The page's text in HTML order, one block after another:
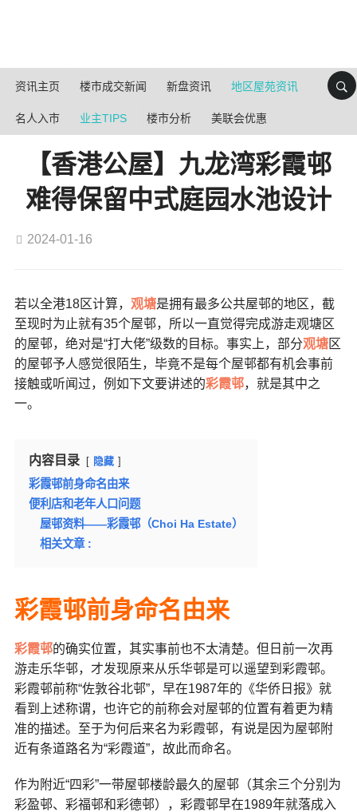
资讯主页 楼市成交新闻 新盘资讯 地区屋苑资讯
名人入市 业主TIPS 楼市分析 美联会优惠
【香港公屋】九龙湾彩霞邨
难得保留中式庭园水池设计
2024-01-16
若以全港18区计算， 观塘是拥有最多公共屋邨的地区，截
至现时为止就有35个屋邨，所以一直觉得完成游走观塘区
的屋邨，绝对是“打大佬”级数的目标。事实上，部分观塘区
的屋邨予人感觉很陌生，毕竟不是每个屋邨都有机会事前
接触或听闻过，例如下文要讲述的彩霞邨，就是其中之
一。
内容目录 隐藏
彩霞邨前身命名由来
便利店和老年人口问题
屋邨资料——彩霞邨（Choi Ha Estate）
相关文章 :
彩霞邨前身命名由来
彩霞邨的确实位置，其实事前也不太清楚。但日前一次再
游走乐华邨，才发现原来从乐华邨是可以遥望到彩霞邨。
彩霞邨前称“佐敦谷北邨”，早在1987年的《华侨日报》就
看到上述称谓，也许它的前称会对屋邨的位置有着更为精
准的描述。至于为何后来名为彩霞邨，有说是因为屋邨附
近有条道路名为“彩霞道”，故此而命名。
作为附近“四彩”一带屋邨楼龄最久的屋邨（其余三个分别为
彩盈邨、彩福邨和彩德邨），彩霞邨早在1989年就落成入